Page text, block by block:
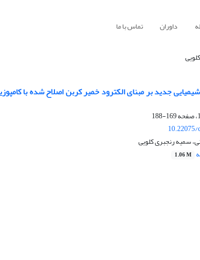
داوران تماس با ما
جدید بر مبنای الکترود خمیر کربن اصلاح شده با
169-188
سمیه رنجبری کلویی
1.06 M